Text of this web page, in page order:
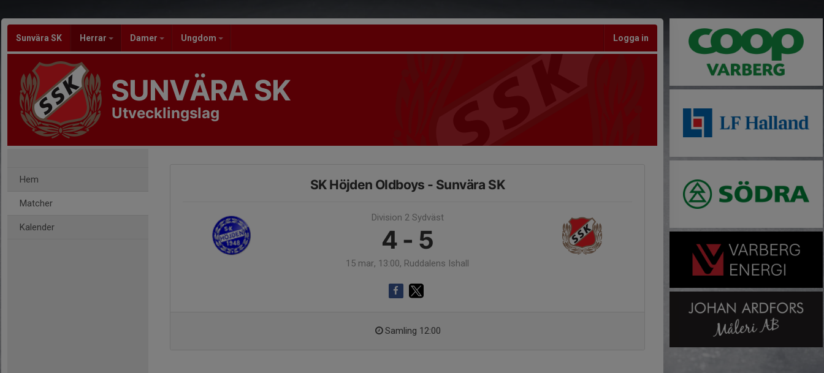
Sunvära SK Herrar Damer Ungdom Logga in
SUNVÄRA SK
Utvecklingslag
Hem
Matcher
Kalender
SK Höjden Oldboys - Sunvära SK
Division 2 Sydväst
4 - 5
15 mar, 13:00, Ruddalens Ishall
Samling 12:00